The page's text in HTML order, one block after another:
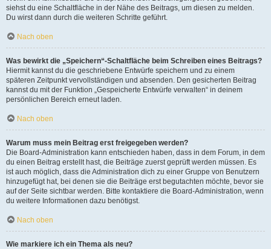
siehst du eine Schaltfläche in der Nähe des Beitrags, um diesen zu melden.
Du wirst dann durch die weiteren Schritte geführt.
Nach oben
Was bewirkt die „Speichern“-Schaltfläche beim Schreiben eines Beitrags?
Hiermit kannst du die geschriebene Entwürfe speichern und zu einem
späteren Zeitpunkt vervollständigen und absenden. Den gesicherten Beitrag
kannst du mit der Funktion „Gespeicherte Entwürfe verwalten“ in deinem
persönlichen Bereich erneut laden.
Nach oben
Warum muss mein Beitrag erst freigegeben werden?
Die Board-Administration kann entschieden haben, dass in dem Forum, in dem
du einen Beitrag erstellt hast, die Beiträge zuerst geprüft werden müssen. Es
ist auch möglich, dass die Administration dich zu einer Gruppe von Benutzern
hinzugefügt hat, bei denen sie die Beiträge erst begutachten möchte, bevor sie
auf der Seite sichtbar werden. Bitte kontaktiere die Board-Administration, wenn
du weitere Informationen dazu benötigst.
Nach oben
Wie markiere ich ein Thema als neu?